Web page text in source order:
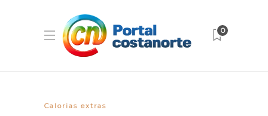
0
Calorias extras